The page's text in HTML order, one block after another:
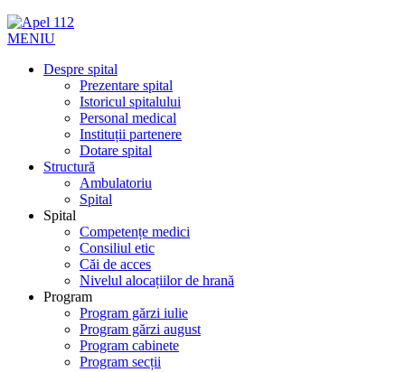
MENIU
Despre spital
Prezentare spital
Istoricul spitalului
Personal medical
Instituții partenere
Dotare spital
Structură
Ambulatoriu
Spital
Spital
Competențe medici
Consiliul etic
Căi de acces
Nivelul alocațiilor de hrană
Program
Program gărzi iulie
Program gărzi august
Program cabinete
Program secții